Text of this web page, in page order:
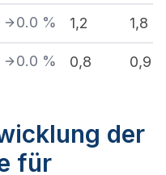
0.0 % 1,2 1,8
0.0 % 0,8 0,9
der
für